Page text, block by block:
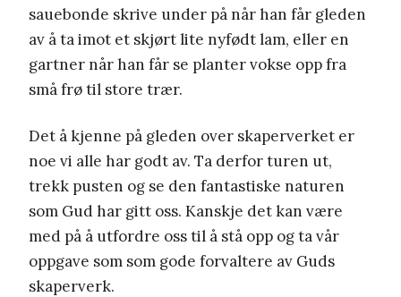
sauebonde skrive under på når han får gleden
av å ta imot et skjørt lite nyfødt lam, eller en
gartner når han får se planter vokse opp fra
små frø til store trær.
Det å kjenne på gleden over skaperverket er
noe vi alle har godt av. Ta derfor turen ut,
trekk pusten og se den fantastiske naturen
som Gud har gitt oss. Kanskje det kan være
med på å utfordre oss til å stå opp og ta vår
oppgave som som gode forvaltere av Guds
skaperverk.